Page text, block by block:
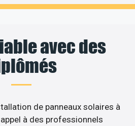
avec des
de panneaux solaires à
à des professionnels